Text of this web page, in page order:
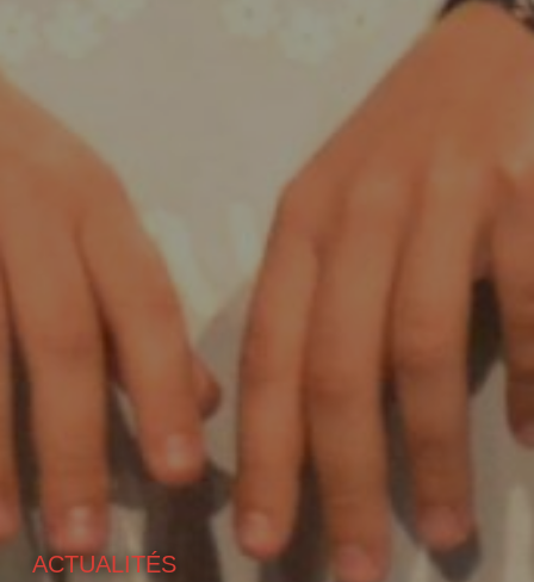
ACTUALITÉS